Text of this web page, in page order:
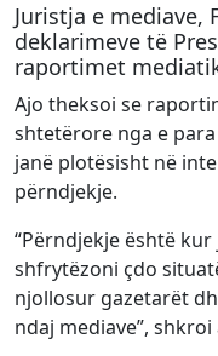
Juristja e mediave,
deklarimeve të
raportimet
Ajo theksoi se
shtetërore nga e
janë plotësisht në
përndjekje.
“Përndjekje është
shfrytëzoni çdo
njollosur gazetarët
ndaj mediave”, shkroi